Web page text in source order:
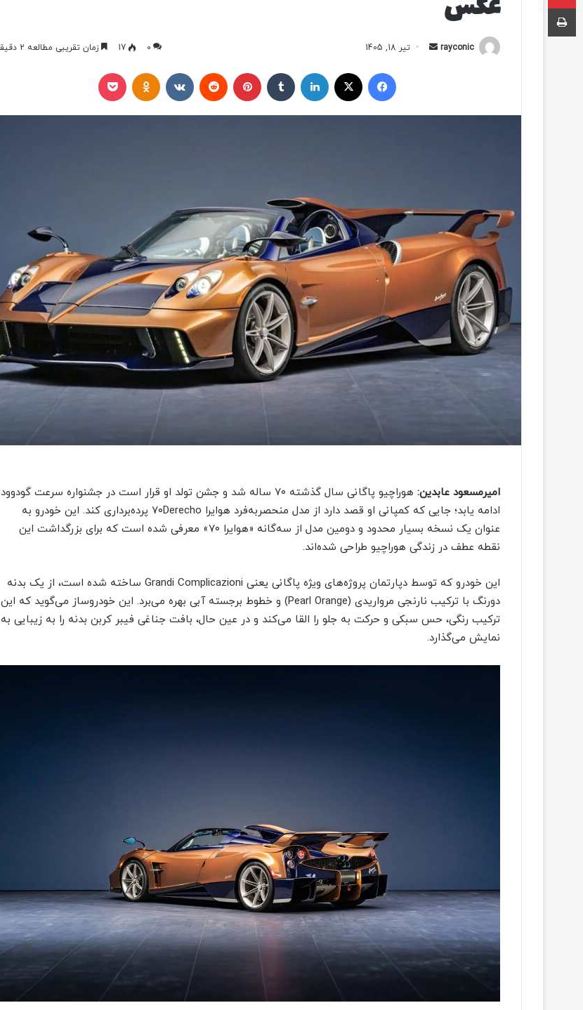
rayconic
ل
ی
ل
تیر 18, 1405 0
17 زمان تقریبی مطالعه 2 دقیقه
ایکس
امیرمسعود عابدین:
هوراچیو پاگانی سال گذشته ۷۰ ساله شد و جشن تولد او قرار است در جشنواره سرعت گودوود
ادامه یابد؛ جایی که کمپانی او قصد دارد از مدل منحصربه‌فرد هوایرا ۷۰Derecho پرده‌برداری کند. این خودرو به
عنوان یک نسخه بسیار محدود و دومین مدل از سه‌گانه «هوایرا ۷۰» معرفی شده است که برای بزرگداشت این
نقطه عطف در زندگی هوراچیو طراحی شده‌اند.
این خودرو که توسط دپارتمان پروژه‌های ویژه پاگانی یعنی Grandi Complicazioni ساخته شده است، از یک بدنه
دورنگ با ترکیب نارنجی مرواریدی (Pearl Orange) و خطوط برجسته آبی بهره می‌برد. این خودروساز می‌گوید که این
ترکیب رنگی، حس سبکی و حرکت به جلو را القا می‌کند و در عین حال، بافت جناغی فیبر کربن بدنه را به زیبایی به
نمایش می‌گذارد.